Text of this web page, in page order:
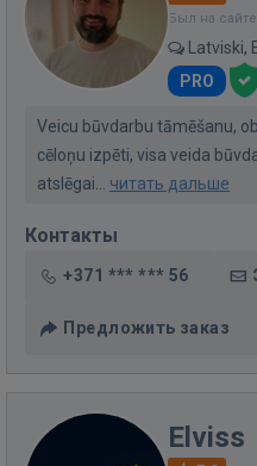
Был на
Latviski,
PRO
Veicu būvdarbu tāmēšanu,
cēloņu izpēti, visa veida
atslēgai... читать дальше
Контакты
+371 *** *** 56
Предложить заказ
Elviss